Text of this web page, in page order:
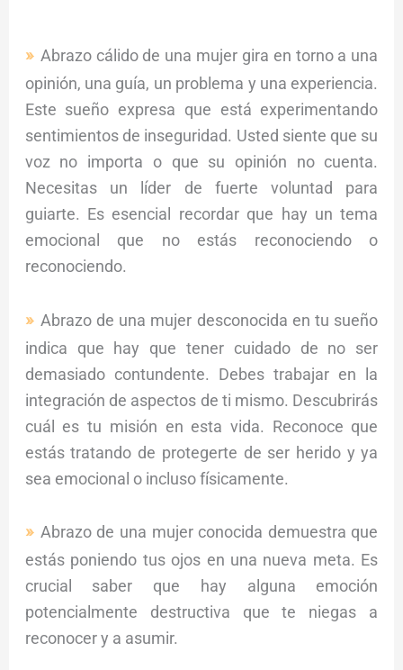
Abrazo cálido de una mujer gira en torno a una
opinión, una guía, un problema y una experiencia.
Este sueño expresa que está experimentando
sentimientos de inseguridad. Usted siente que su
voz no importa o que su opinión no cuenta.
Necesitas un líder de fuerte voluntad para
guiarte. Es esencial recordar que hay un tema
emocional que no estás reconociendo o
reconociendo.
Abrazo de una mujer desconocida en tu sueño
indica que hay que tener cuidado de no ser
demasiado contundente. Debes trabajar en la
integración de aspectos de ti mismo. Descubrirás
cuál es tu misión en esta vida. Reconoce que
estás tratando de protegerte de ser herido y ya
sea emocional o incluso físicamente.
Abrazo de una mujer conocida demuestra que
estás poniendo tus ojos en una nueva meta. Es
crucial saber que hay alguna emoción
potencialmente destructiva que te niegas a
reconocer y a asumir.